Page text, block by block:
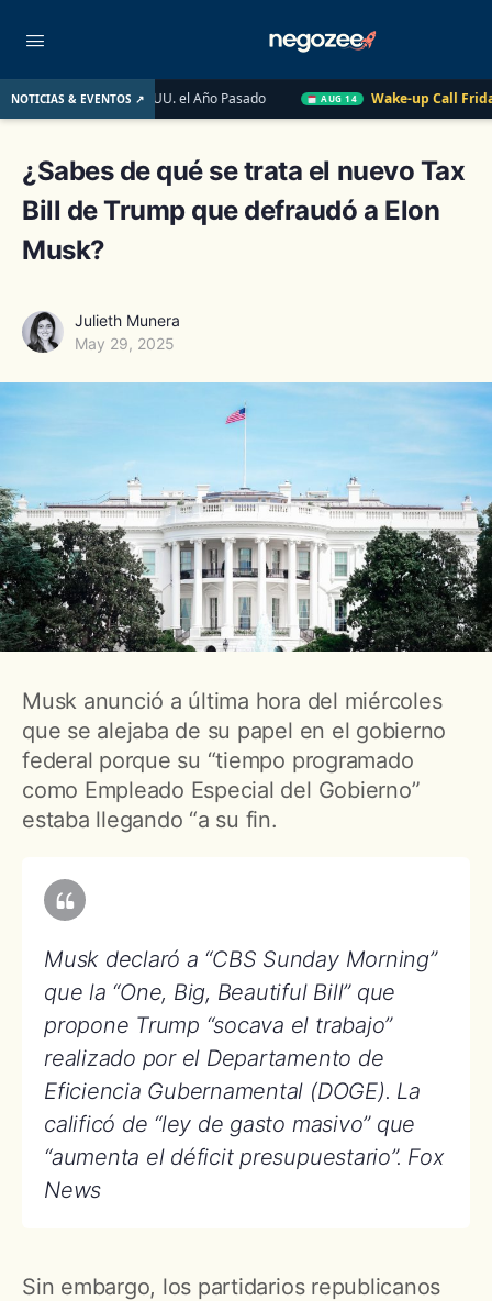
NOTICIAS & EVENTOS ↗
EE. UU. el Año Pasado AUG 14 Wake-up Call Friday Cómo
¿Sabes de qué se trata el nuevo Tax
Bill de Trump que defraudó a Elon
Musk?
Julieth Munera
May 29, 2025
Musk anunció a última hora del miércoles
que se alejaba de su papel en el gobierno
federal porque su “tiempo programado
como Empleado Especial del Gobierno”
estaba llegando “a su fin.
Musk declaró a “CBS Sunday Morning”
que la “One, Big, Beautiful Bill” que
propone Trump “socava el trabajo”
realizado por el Departamento de
Eficiencia Gubernamental (DOGE). La
calificó de “ley de gasto masivo” que
“aumenta el déficit presupuestario”. Fox
News
Sin embargo, los partidarios republicanos